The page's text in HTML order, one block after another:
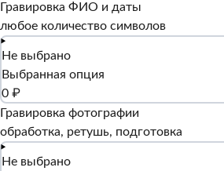
Гравировка ФИО и даты
любое количество символов
Не выбрано
Выбранная опция
0 ₽
Гравировка фотографии
обработка, ретушь, подготовка
Не выбрано